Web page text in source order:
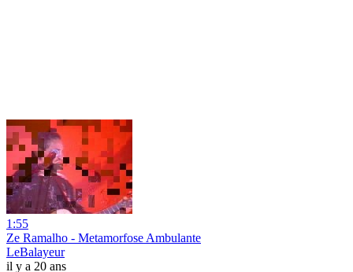
1:55
Ze Ramalho - Metamorfose Ambulante
LeBalayeur
il y a 20 ans